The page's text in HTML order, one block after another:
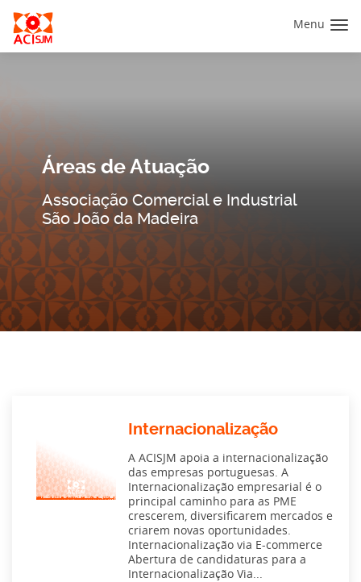
Menu
Warning : Undefined property: WP_Error::$slug in
content/themes/aci-sjm-theme/header.php
Áreas de Atuação
Associação Comercial e Industrial
São João da Madeira
Warning
: Undefined variable $post_id in
/home/acisjmpt/public_html/wp-content/themes/aci-sjm-theme/parts/part-card-areas.phpon line
6
Internacionalização
A ACISJM apoia a internacionalização
das empresas portuguesas. A
Internacionalização empresarial é o
principal caminho para as PME
crescerem, diversificarem mercados e
criarem novas oportunidades.
Internacionalização via E-commerce
Abertura de candidaturas para a
Internacionalização Via...